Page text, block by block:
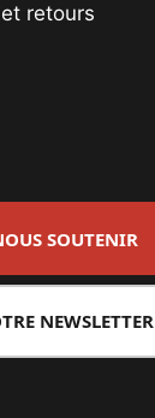
retours
SOUTENIR
NEWSLETTER